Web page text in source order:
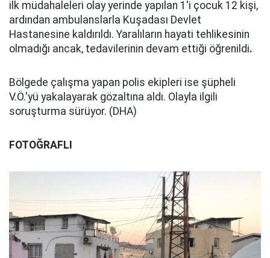
ilk müdahaleleri olay yerinde yapılan 1'i çocuk 12 kişi,
ardından ambulanslarla Kuşadası Devlet
Hastanesine kaldırıldı. Yaralıların hayati tehlikesinin
olmadığı ancak, tedavilerinin devam ettiği öğrenildi.
Bölgede çalışma yapan polis ekipleri ise şüpheli
V.Ö.'yü yakalayarak gözaltına aldı. Olayla ilgili
soruşturma sürüyor. (DHA)
FOTOĞRAFLI